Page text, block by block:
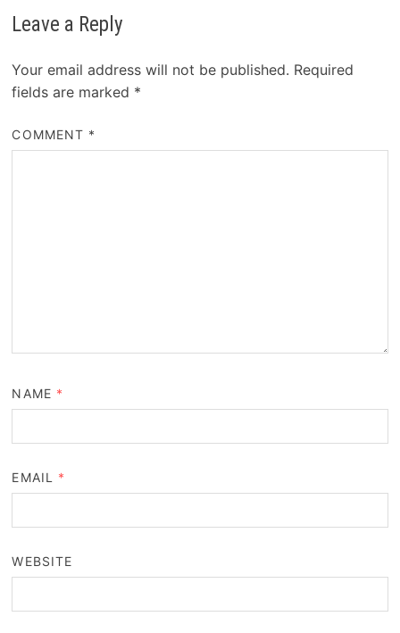
Leave a Reply
Your email address will not be published. Required
fields are marked *
COMMENT *
NAME *
EMAIL *
WEBSITE